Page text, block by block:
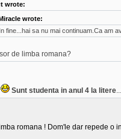
wrote:
wrote:
In fine...hai sa nu mai continuam.Ca am
de limba romana?
Sunt studenta in anul 4 la litere
romana ! Dom'le dar repede o